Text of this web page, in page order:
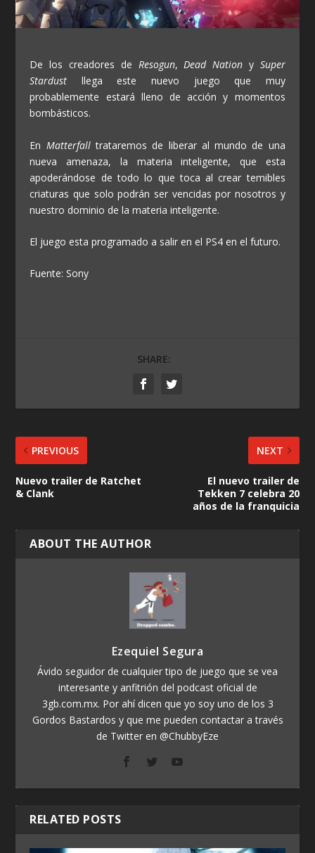
De los creadores de Resogun,Dead Nation y Super
Stardust llega este nuevo juego que muy
probablemente estará lleno de acción y momentos
bombásticos.
En Matterfalltrataremos de liberar al mundo de una
nueva amenaza, la materia inteligente, que esta
apoderándose de todo lo que toca al crear temibles
criaturas que solo podrán ser vencidas por nosotros y
nuestro dominio de la materia inteligente.
El juego esta programado a salir en el PS4 en el futuro.
Fuente: Sony
SHARE:
PREVIOUS
Nuevo trailer de Ratchet
& Clank
NEXT
El nuevo trailer de
Tekken 7 celebra 20
años de la franquicia
ABOUT THE AUTHOR
Ezequiel Segura
Ávido seguidor de cualquier tipo de juego que se vea
interesante y anfitrión del podcast oficial de
3gb.com.mx. Por ahí dicen que yo soy uno de los 3
Gordos Bastardos y que me pueden contactar a través
de Twitter en @ChubbyEze
RELATED POSTS